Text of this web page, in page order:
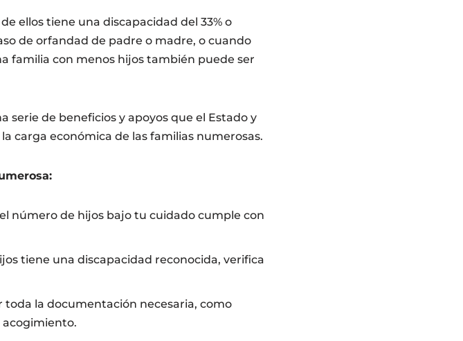
ellos tiene una discapacidad del 33% o
de orfandad de padre o madre, o cuando
familia con menos hijos también puede ser
serie de beneficios y apoyos que el Estado y
carga económica de las familias numerosas.
número de hijos bajo tu cuidado cumple con
tiene una discapacidad reconocida, verifica
la documentación necesaria, como
acogimiento.